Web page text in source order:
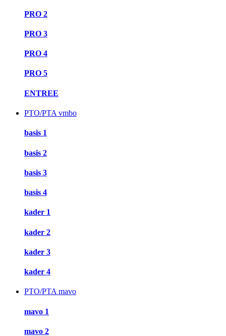
PRO 2
PRO 3
PRO 4
PRO 5
ENTREE
PTO/PTA vmbo
basis 1
basis 2
basis 3
basis 4
kader 1
kader 2
kader 3
kader 4
PTO/PTA mavo
mavo 1
mavo 2